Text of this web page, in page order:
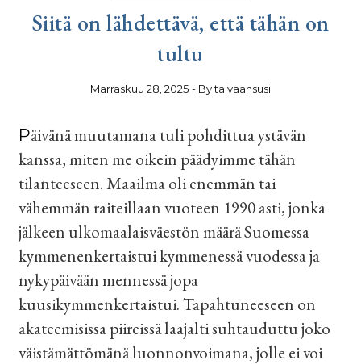
Siitä on lähdettävä, että tähän on
tultu
Marraskuu 28, 2025 - Bytaivaansusi
Päivänä muutamana tuli pohdittua ystävän
kanssa, miten me oikein päädyimme tähän
tilanteeseen. Maailma oli enemmän tai
vähemmän raiteillaan vuoteen 1990 asti, jonka
jälkeen ulkomaalaisväestön määrä Suomessa
kymmenenkertaistui kymmenessä vuodessa ja
nykypäivään mennessä jopa
kuusikymmenkertaistui. Tapahtuneeseen on
akateemisissa piireissä laajalti suhtauduttu joko
väistämättömänä luonnonvoimana, jolle ei voi